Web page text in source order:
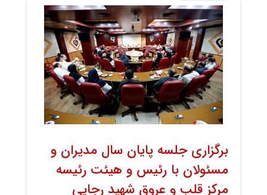
برگزاری جلسه پایان سال مدیران و
مسئولان با رئیس و هیئت رئیسه
مرکز قلب و عروق شهید رجایی